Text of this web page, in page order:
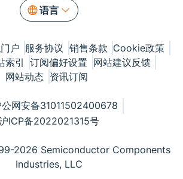
语言
户 服务协议 销售条款 Cookie政策
索引 订阅偏好设置 网站建议反馈
网站动态 资讯订阅
公网安备31011502400678
ICP备2022021315号
2026 Semiconductor Components
Industries, LLC